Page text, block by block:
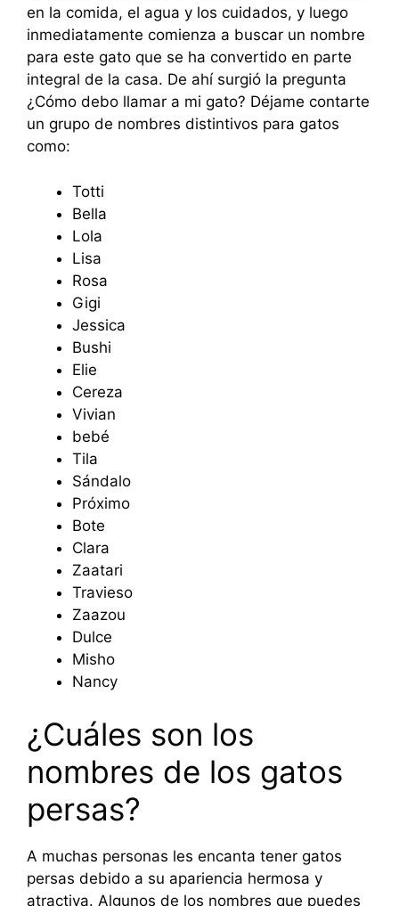
en la comida, el agua y los cuidados, y luego
inmediatamente comienza a buscar un nombre
para este gato que se ha convertido en parte
integral de la casa. De ahí surgió la pregunta
¿Cómo debo llamar a mi gato? Déjame contarte
un grupo de nombres distintivos para gatos
como:
Totti
Bella
Lola
Lisa
Rosa
Gigi
Jessica
Bushi
Elie
Cereza
Vivian
bebé
Tila
Sándalo
Próximo
Bote
Clara
Zaatari
Travieso
Zaazou
Dulce
Misho
Nancy
¿Cuáles son los
nombres de los gatos
persas?
A muchas personas les encanta tener gatos
persas debido a su apariencia hermosa y
atractiva. Algunos de los nombres que puedes